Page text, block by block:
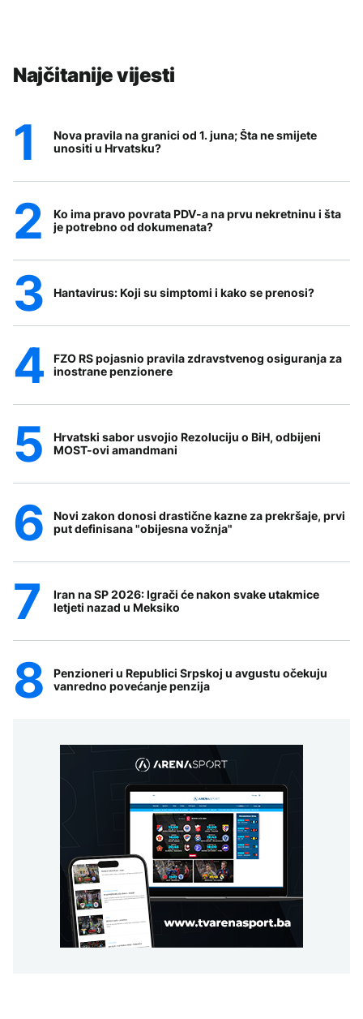
Najčitanije vijesti
Nova pravila na granici od 1. juna; Šta ne smijete
unositi u Hrvatsku?
Ko ima pravo povrata PDV-a na prvu nekretninu i šta
je potrebno od dokumenata?
Hantavirus: Koji su simptomi i kako se prenosi?
FZO RS pojasnio pravila zdravstvenog osiguranja za
inostrane penzionere
Hrvatski sabor usvojio Rezoluciju o BiH, odbijeni
MOST-ovi amandmani
Novi zakon donosi drastične kazne za prekršaje, prvi
put definisana "obijesna vožnja"
Iran na SP 2026: Igrači će nakon svake utakmice
letjeti nazad u Meksiko
Penzioneri u Republici Srpskoj u avgustu očekuju
vanredno povećanje penzija